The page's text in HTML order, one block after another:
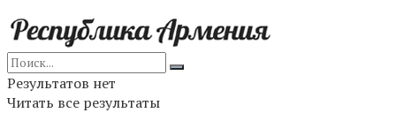
Результатов нет
Читать все результаты